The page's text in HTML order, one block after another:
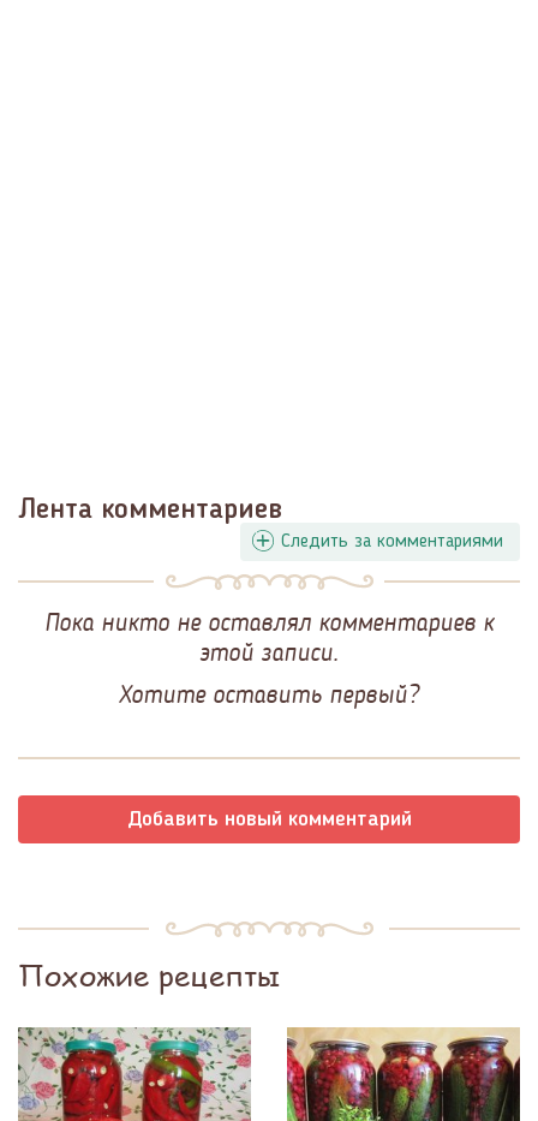
Лента комментариев
Следить за комментариями
Пока никто не оставлял комментариев к
этой записи.
Хотите оставить первый?
Добавить новый комментарий
Похожие рецепты